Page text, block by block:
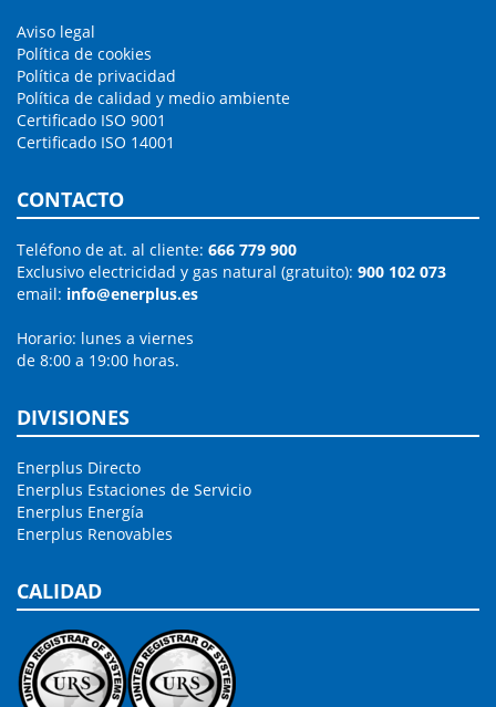
Aviso legal
Política de cookies
Política de privacidad
Política de calidad y medio ambiente
Certificado ISO 9001
Certificado ISO 14001
CONTACTO
Teléfono de at. al cliente: 666 779 900
Exclusivo electricidad y gas natural (gratuito): 900 102 073
email: info@enerplus.es
Horario: lunes a viernes
de 8:00 a 19:00 horas.
DIVISIONES
Enerplus Directo
Enerplus Estaciones de Servicio
Enerplus Energía
Enerplus Renovables
CALIDAD